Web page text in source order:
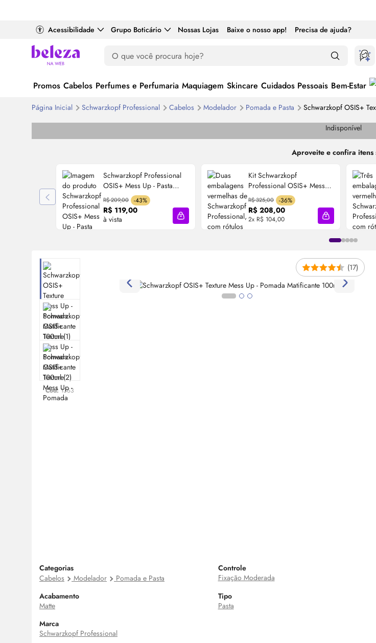
Acessibilidade Grupo Boticário Nossas Lojas Baixe o nosso app! Precisa de ajuda?
Promos Cabelos Perfumes e Perfumaria Maquiagem Skincare Cuidados Pessoais Bem-Estar
Página Inicial Schwarzkopf Professional Cabelos Modelador Pomada e Pasta
Schwarzkopf OSIS+
Indisponível
Aproveite e confira itens
Schwarzkopf Professional
OSIS+ Mess Up - Pasta
Matificante 100ml
R$ 209,00 -43%
R$ 119,00
à vista
Adicionar à sacola
Kit Schwarzkopf
Professional OSIS+ Mess
Up (2 Unidades)
R$ 325,00 -36%
R$ 208,00
2x R$ 104,00 Adicionar à
(17)
Cod: 1363
Categorias
Cabelos
Modelador Pomada e Pasta
Controle
Fixação Moderada
Acabamento
Matte
Tipo
Pasta
Marca
Schwarzkopf Professional